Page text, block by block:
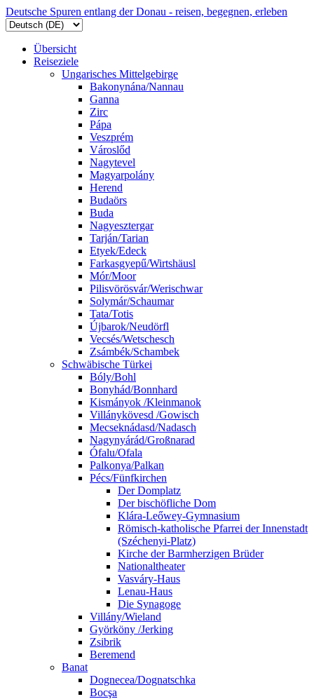
Deutsche Spuren entlang der Donau - reisen, begegnen, erleben
Übersicht
Reiseziele
Ungarisches Mittelgebirge
Bakonynána/Nannau
Ganna
Zirc
Pápa
Veszprém
Városlőd
Nagytevel
Magyarpolány
Herend
Budaörs
Buda
Nagyesztergar
Tarján/Tarian
Etyek/Edeck
Farkasgyepű/Wirtshäusl
Mór/Moor
Pilisvörösvár/Werischwar
Solymár/Schaumar
Tata/Totis
Újbarok/Neudörfl
Vecsés/Wetschesch
Zsámbék/Schambek
Schwäbische Türkei
Bóly/Bohl
Bonyhád/Bonnhard
Kismányok /Kleinmanok
Villánykövesd /Gowisch
Mecseknádasd/Nadasch
Nagynyárád/Großnarad
Ófalu/Ofala
Palkonya/Palkan
Pécs/Fünfkirchen
Der Domplatz
Der bischöfliche Dom
Klára-Leőwey-Gymnasium
Römisch-katholische Pfarrei der Innenstadt
(Széchenyi-Platz)
Kirche der Barmherzigen Brüder
Nationaltheater
Vasváry-Haus
Lenau-Haus
Die Synagoge
Villány/Wieland
Györköny /Jerking
Zsibrik
Beremend
Banat
Dognecea/Dognatschka
Bocşa